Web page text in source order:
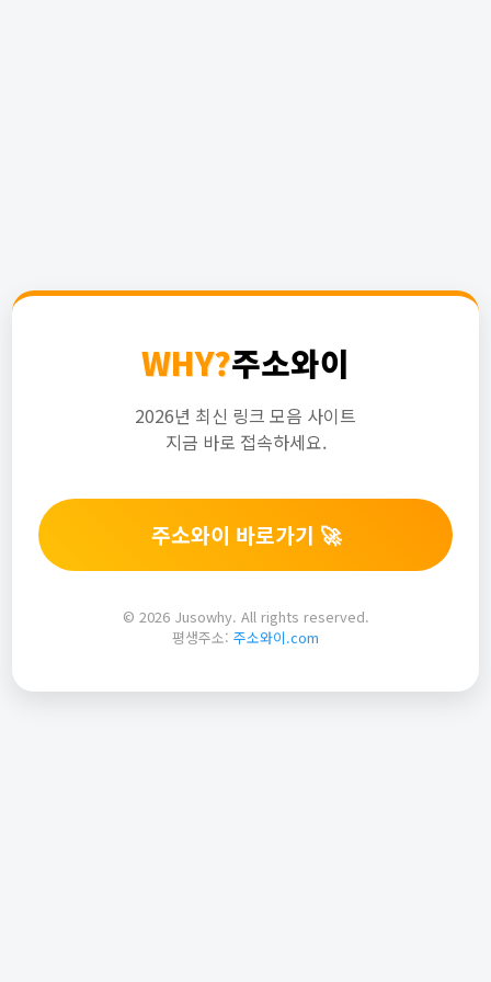
WHY?주소와이
2026년 최신 링크 모음 사이트
지금 바로 접속하세요.
주소와이 바로가기 🚀
© 2026 Jusowhy. All rights reserved.
평생주소: 주소와이.com